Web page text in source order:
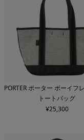
PORTER ポーター ボーイフ
ト
トートバッグ
¥25,300